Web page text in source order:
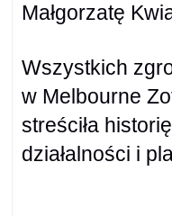
Małgorzatę
Wszystkich
w Melbourne
streściła
działalności i